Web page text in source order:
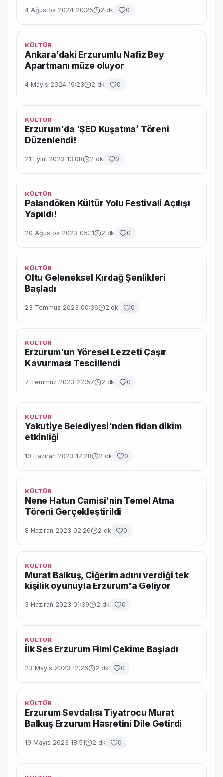
4 Ağustos 2024 20:25 2 dk 0
KÜLTÜR
Ankara’daki Erzurumlu Nafiz Bey
Apartmanı müze oluyor
4 Mayıs 2024 19:23 2 dk 0
KÜLTÜR
Erzurum'da ‘ŞED Kuşatma’ Töreni
Düzenlendi!
21 Eylül 2023 13:08 2 dk 0
KÜLTÜR
Palandöken Kültür Yolu Festivali Açılışı
Yapıldı!
20 Ağustos 2023 05:11 2 dk 0
KÜLTÜR
Oltu Geleneksel Kırdağ Şenlikleri
Başladı
23 Temmuz 2023 00:36 2 dk 0
KÜLTÜR
Erzurum'un Yöresel Lezzeti Çaşır
Kavurması Tescillendi
7 Temmuz 2023 22:57 2 dk 0
KÜLTÜR
Yakutiye Belediyesi'nden fidan dikim
etkinliği
10 Haziran 2023 17:28 2 dk 0
KÜLTÜR
Nene Hatun Camisi'nin Temel Atma
Töreni Gerçekleştirildi
8 Haziran 2023 02:26 2 dk 0
KÜLTÜR
Murat Balkuş, Ciğerim adını verdiği tek
kişilik oyunuyla Erzurum'a Geliyor
3 Haziran 2023 01:39 2 dk 0
KÜLTÜR
İlk Ses Erzurum Filmi Çekime Başladı
23 Mayıs 2023 12:26 2 dk 0
KÜLTÜR
Erzurum Sevdalısı Tiyatrocu Murat
Balkuş Erzurum Hasretini Dile Getirdi
19 Mayıs 2023 18:51 2 dk 0